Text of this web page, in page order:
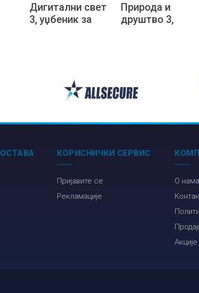
Дигитални свет
3, уџбеник за
Природа и
друштво 3,
КОРИСНИЧКИ СЕРВИС
Пријавите се
Рекламације
О нама
Акције